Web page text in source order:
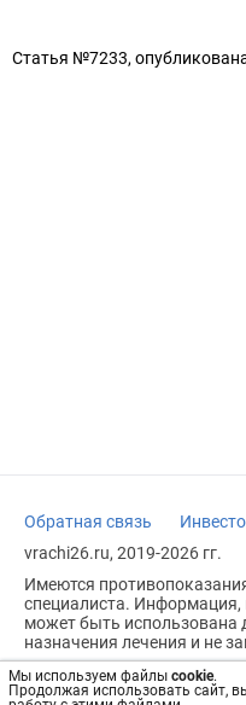
Мы используем файлы cookie.
Продолжая использовать сайт,
Статья №7233,
Обратная связь
vrachi26.ru, 2019-2026 гг.
Имеются
специалиста. Информация,
может быть использована
назначения лечения и не
Возрастное ограничение: